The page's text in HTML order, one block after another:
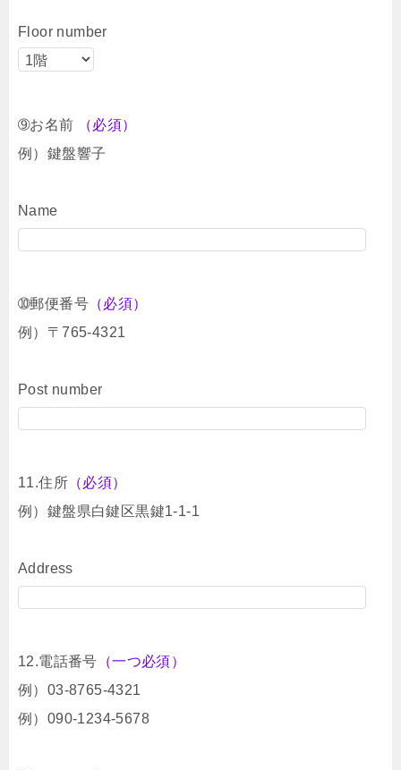
Floor number
➈お名前
（必須）
例）鍵盤響子
Name
➉郵便番号 （必須）
例）〒765-4321
Post number
11.住所 （必須）
例）鍵盤県白鍵区黒鍵1-1-1
Address
12.電話番号 （一つ必須）
例）03-8765-4321
例）090-1234-5678